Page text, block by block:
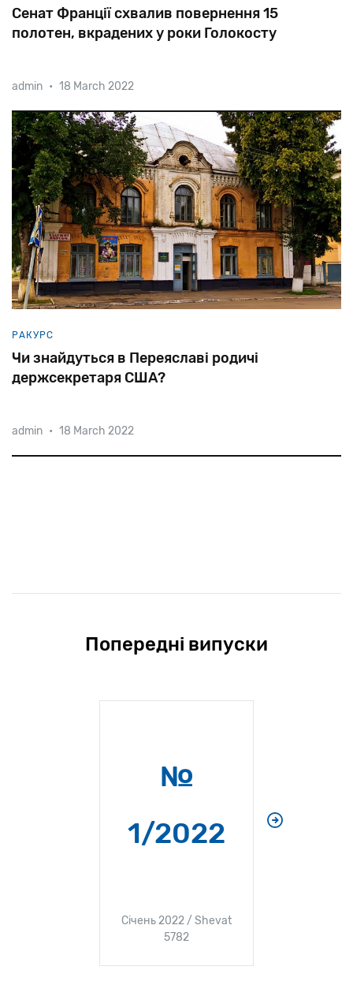
Сенат Франції схвалив повернення 15
полотен, вкрадених у роки Голокосту
Рішення верхньої палати
музеям передати роботи нащадкам єврейських
власників.
admin • 18 March 2022
РАКУРС
Чи знайдуться в Переяславі родичі
держсекретаря США?
Коли в 1874 році Янкель
Золотоноші до Переяслава, євреї складали до 40%
admin • 18 March 2022
Попередні випуски
№
1/2022
Січень 2022 / Shevat
5782